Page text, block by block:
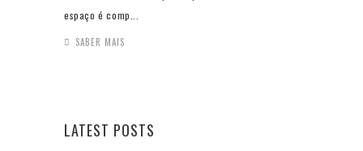
espaço é comp...
SABER MAIS
LATEST POSTS